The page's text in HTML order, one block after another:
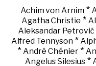
Achim von Arnim *
Agatha Christie *
Aleksandar Petrović
Alfred Tennyson*
* André Chénier*
Angelus Silesius *